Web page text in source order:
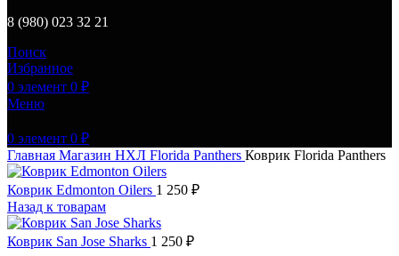
8 (980) 023 32 21
Поиск
Избранное
0 элемент 0 ₽
Меню
0 элемент 0 ₽
Главная Магазин НХЛ Florida Panthers Коврик Florida Panthers
Коврик Edmonton Oilers 1 250 ₽
Назад к товарам
Коврик San Jose Sharks 1 250 ₽